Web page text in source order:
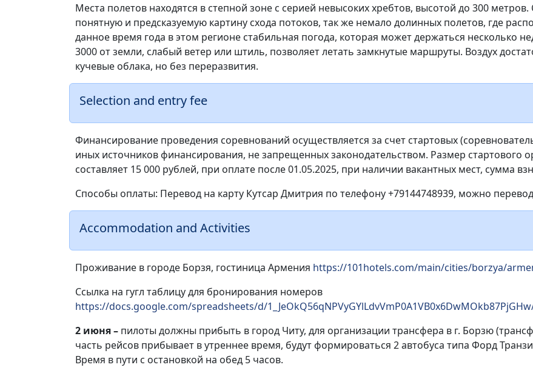
Места полетов находятся в степной зоне с серией невысоких хребтов, высотой до 300
понятную и предсказуемую картину схода потоков, так же немало долинных полетов, где
данное время года в этом регионе стабильная погода, которая может держаться несколько
3000 от земли, слабый ветер или штиль, позволяет летать замкнутые маршруты. Воздух
кучевые облака, но без переразвития.
Selection and entry fee
Финансирование проведения соревнований осуществляется за счет стартовых
иных источников финансирования, не запрещенных законодательством. Размер стартового
составляет 15 000 рублей, при оплате после 01.05.2025, при наличии вакантных мест, сумма
Способы оплаты: Перевод на карту Кутсар Дмитрия по телефону +79144748939, можно
Accommodation and Activities
Проживание в городе Борзя, гостиница Армения https://101hotels.com/main/cities/borzya/
Ссылка на гугл таблицу для бронирования номеров
https://docs.google.com/spreadsheets/d/
2 июня – пилоты должны прибыть в город Читу, для организации трансфера в г. Борзю
часть рейсов прибывает в утреннее время, будут формироваться 2 автобуса типа Форд
Время в пути с остановкой на обед 5 часов.